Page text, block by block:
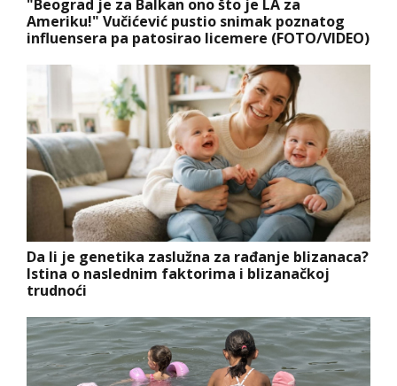
"Beograd je za Balkan ono što je LA za
Ameriku!" Vučićević pustio snimak poznatog
influensera pa patosirao licemere (FOTO/VIDEO)
Da li je genetika zaslužna za rađanje blizanaca?
Istina o naslednim faktorima i blizanačkoj
trudnoći